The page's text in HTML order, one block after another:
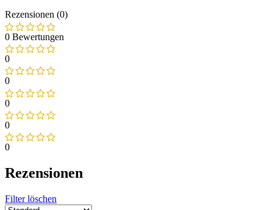
Rezensionen (0)
0 Bewertungen
0
0
0
0
0
Rezensionen
Filter löschen